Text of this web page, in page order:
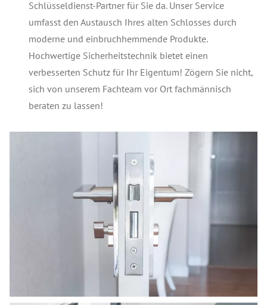
Schlüsseldienst-Partner für Sie da. Unser Service
umfasst den Austausch Ihres alten Schlosses durch
moderne und einbruchhemmende Produkte.
Hochwertige Sicherheitstechnik bietet einen
verbesserten Schutz für Ihr Eigentum! Zögern Sie nicht,
sich von unserem Fachteam vor Ort fachmännisch
beraten zu lassen!